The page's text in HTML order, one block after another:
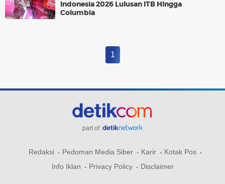
Indonesia 2026 Lulusan ITB Hingga
Columbia
1
part of
Redaksi Pedoman Media Siber Karir
Kotak Pos
Info Iklan
Privacy Policy Disclaimer